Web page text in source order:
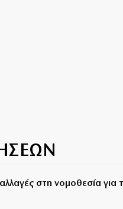
στη νομοθεσία για